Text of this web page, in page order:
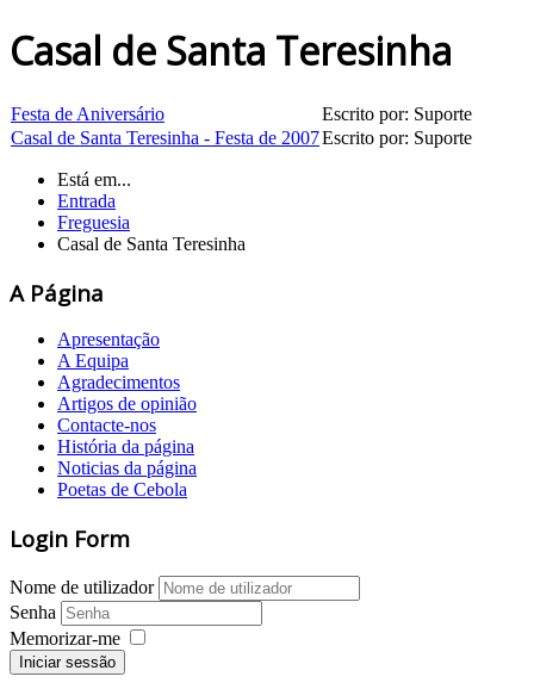
Casal de Santa Teresinha
Festa de Aniversário
Escrito por: Suporte
Casal de Santa Teresinha - Festa de 2007Escrito por: Suporte
Está em...
Entrada
Freguesia
Casal de Santa Teresinha
A Página
Apresentação
A Equipa
Agradecimentos
Artigos de opinião
Contacte-nos
História da página
Noticias da página
Poetas de Cebola
Login Form
Nome de utilizador
Senha
Memorizar-me
Iniciar sessão